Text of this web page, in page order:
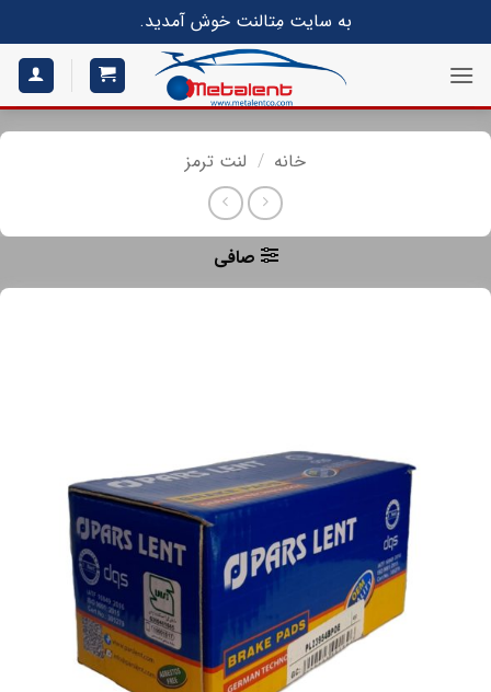
به سایت مِتالنت خوش آمدید.
خانه / لنت ترمز
صافی